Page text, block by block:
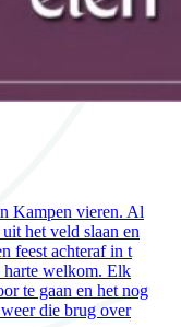
Kampen vieren. Al
het veld slaan en
feest achteraf in t
harte welkom. Elk
te gaan en het nog
die brug over